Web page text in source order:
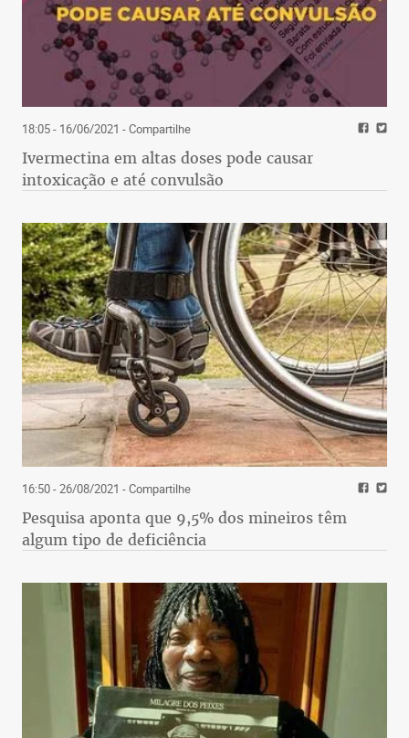
18:05 - 16/06/2021 - Compartilhe
Ivermectina em altas doses pode causar
intoxicação e até convulsão
16:50 - 26/08/2021 - Compartilhe
Pesquisa aponta que 9,5% dos mineiros têm
algum tipo de deficiência